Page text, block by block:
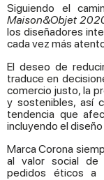
Siguiendo el
Maison&Objet
los diseñadores
cada vez más
El deseo de
traduce en
comercio justo, la
y sostenibles, así
tendencia que
incluyendo el
Marca Corona
al valor social de
pedidos éticos a